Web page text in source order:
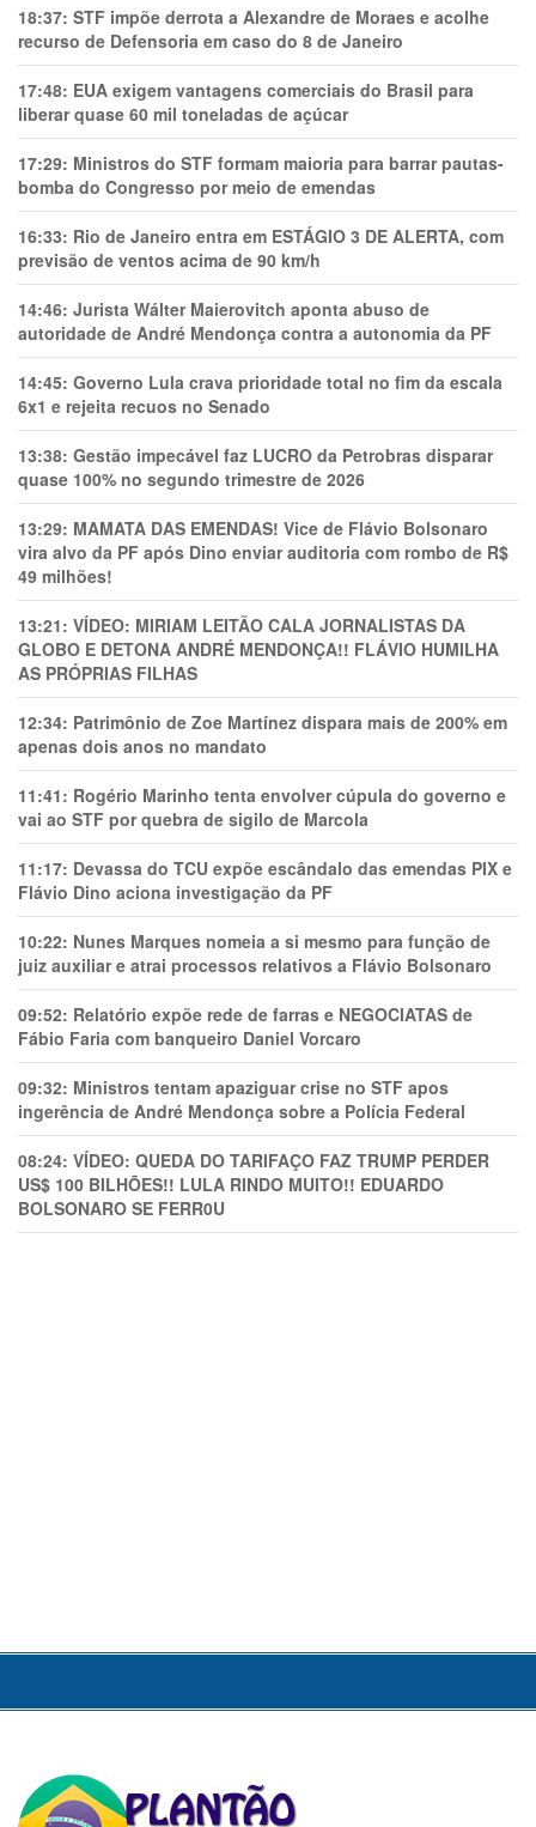
18:37: STF impõe derrota a Alexandre de Moraes e acolhe
recurso de Defensoria em caso do 8 de Janeiro
17:48: EUA exigem vantagens comerciais do Brasil para
liberar quase 60 mil toneladas de açúcar
17:29: Ministros do STF formam maioria para barrar pautas-
bomba do Congresso por meio de emendas
16:33: Rio de Janeiro entra em ESTÁGIO 3 DE ALERTA, com
previsão de ventos acima de 90 km/h
14:46: Jurista Wálter Maierovitch aponta abuso de
autoridade de André Mendonça contra a autonomia da PF
14:45: Governo Lula crava prioridade total no fim da escala
6x1 e rejeita recuos no Senado
13:38: Gestão impecável faz LUCRO da Petrobras disparar
quase 100% no segundo trimestre de 2026
13:29: MAMATA DAS EMENDAS! Vice de Flávio Bolsonaro
vira alvo da PF após Dino enviar auditoria com rombo de R$
49 milhões!
13:21: VÍDEO: MIRIAM LEITÃO CALA JORNALISTAS DA
GLOBO E DETONA ANDRÉ MENDONÇA!! FLÁVIO HUMILHA
AS PRÓPRIAS FILHAS
12:34: Patrimônio de Zoe Martínez dispara mais de 200% em
apenas dois anos no mandato
11:41: Rogério Marinho tenta envolver cúpula do governo e
vai ao STF por quebra de sigilo de Marcola
11:17: Devassa do TCU expõe escândalo das emendas PIX e
Flávio Dino aciona investigação da PF
10:22: Nunes Marques nomeia a si mesmo para função de
juiz auxiliar e atrai processos relativos a Flávio Bolsonaro
09:52: Relatório expõe rede de farras e NEGOCIATAS de
Fábio Faria com banqueiro Daniel Vorcaro
09:32: Ministros tentam apaziguar crise no STF apos
ingerência de André Mendonça sobre a Polícia Federal
08:24: VÍDEO: QUEDA DO TARIFAÇO FAZ TRUMP PERDER
US$ 100 BILHÕES!! LULA RINDO MUITO!! EDUARDO
BOLSONARO SE FERR0U